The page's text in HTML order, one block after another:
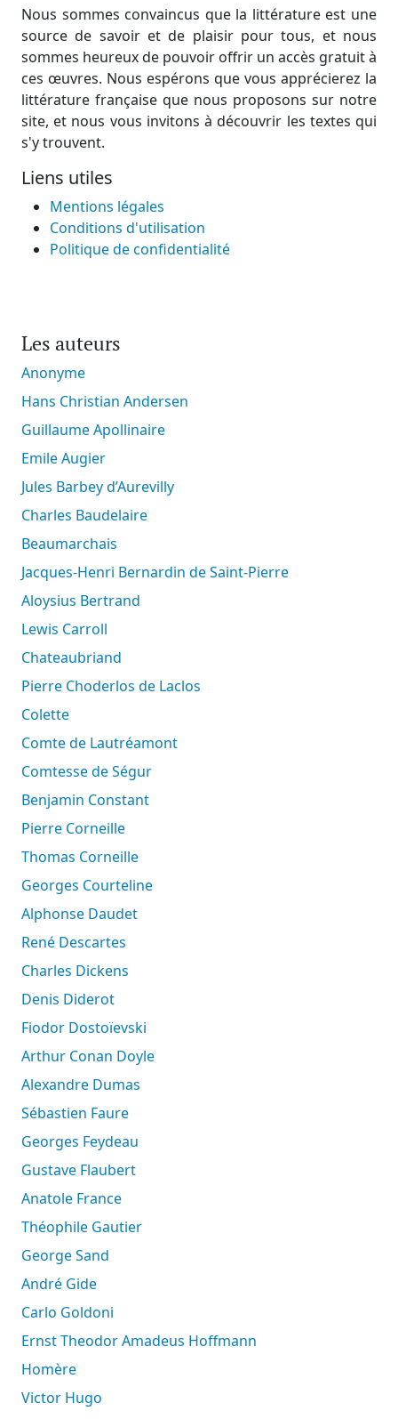
Nous sommes convaincus que la littérature est une
source de savoir et de plaisir pour tous, et nous
sommes heureux de pouvoir offrir un accès gratuit à
ces œuvres. Nous espérons que vous apprécierez la
littérature française que nous proposons sur notre
site, et nous vous invitons à découvrir les textes qui
s'y trouvent.
Liens utiles
Mentions légales
Conditions d'utilisation
Politique de confidentialité
Les auteurs
Anonyme
Hans Christian Andersen
Guillaume Apollinaire
Emile Augier
Jules Barbey d’Aurevilly
Charles Baudelaire
Beaumarchais
Jacques-Henri Bernardin de Saint-Pierre
Aloysius Bertrand
Lewis Carroll
Chateaubriand
Pierre Choderlos de Laclos
Colette
Comte de Lautréamont
Comtesse de Ségur
Benjamin Constant
Pierre Corneille
Thomas Corneille
Georges Courteline
Alphonse Daudet
René Descartes
Charles Dickens
Denis Diderot
Fiodor Dostoïevski
Arthur Conan Doyle
Alexandre Dumas
Sébastien Faure
Georges Feydeau
Gustave Flaubert
Anatole France
Théophile Gautier
George Sand
André Gide
Carlo Goldoni
Ernst Theodor Amadeus Hoffmann
Homère
Victor Hugo